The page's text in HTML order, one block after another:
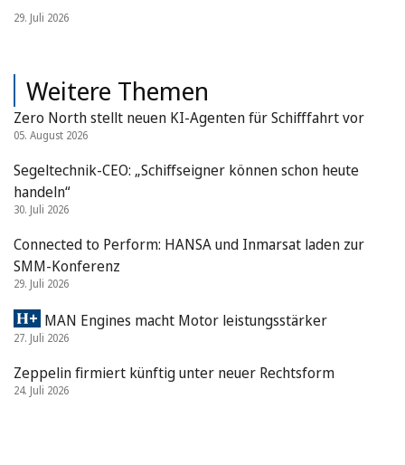
29. Juli 2026
Weitere Themen
Zero North stellt neuen KI-Agenten für Schifffahrt vor
05. August 2026
Segeltechnik-CEO: „Schiffseigner können schon heute
handeln“
30. Juli 2026
Connected to Perform: HANSA und Inmarsat laden zur
SMM-Konferenz
29. Juli 2026
MAN Engines macht Motor leistungsstärker
27. Juli 2026
Zeppelin firmiert künftig unter neuer Rechtsform
24. Juli 2026